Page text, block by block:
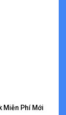
Miễn Phí Mới